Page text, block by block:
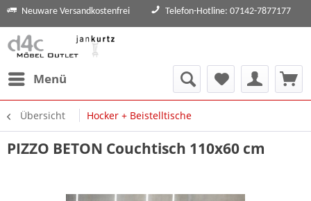
Neuware Versandkostenfrei Telefon-Hotline: 07142-7877177
Menü
Übersicht Hocker + Beistelltische
PIZZO BETON Couchtisch 110x60 cm